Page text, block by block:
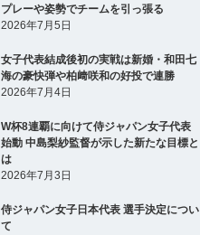
プレーや姿勢でチームを引っ張る
2026年7月5日
女子代表結成後初の実戦は新婚・和田七
海の豪快弾や柏﨑咲和の好投で連勝
2026年7月4日
W杯8連覇に向けて侍ジャパン女子代表
始動 中島梨紗監督が示した新たな目標と
は
2026年7月3日
侍ジャパン女子日本代表 選手決定につい
て